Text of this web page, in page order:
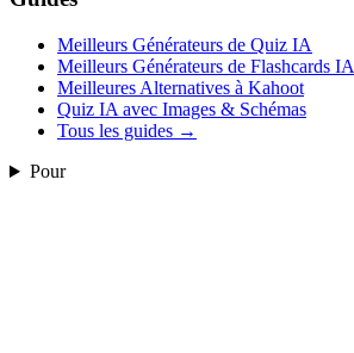
Meilleurs Générateurs de Quiz IA
Meilleurs Générateurs de Flashcards IA
Meilleures Alternatives à Kahoot
Quiz IA avec Images & Schémas
Tous les guides →
Pour